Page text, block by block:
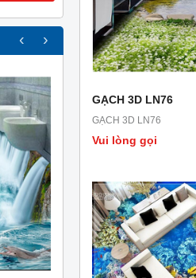
‹ ›
GẠCH 3D LN76
GẠCH 3D LN76
Vui lòng gọi